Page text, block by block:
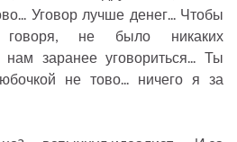
Уговор лучше денег... Чтобы
говоря, не было никаких
нам заранее уговориться... Ты
не тово... ничего я за